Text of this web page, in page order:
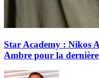
Star Academy : Nikos
Ambre pour la